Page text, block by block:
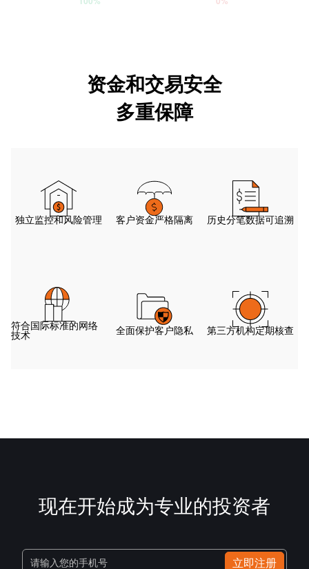
资金和交易安全
多重保障
独立监控和风险管理 客户资金严格隔离 历史分笔数据可追溯
符合国际标准的网络
技术
全面保护客户隐私 第三方机构定期核查
现在开始成为专业的投资者
请输入您的手机号 立即注册